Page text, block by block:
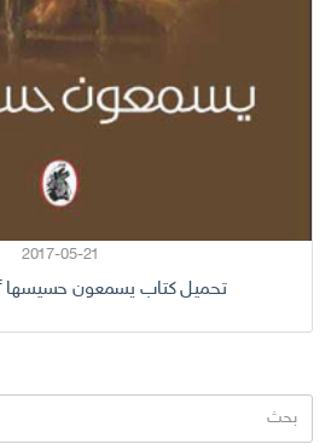
2017-05-21
تحميل كتاب يسمعون حسيسها pdf برابط واحد
البحث
عن: